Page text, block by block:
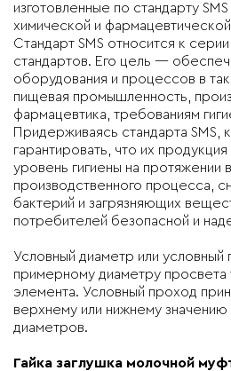
изготовленные по стандарту
химической и
Стандарт SMS относится к
стандартов. Его цель —
оборудования и процессов в
пищевая промышленность,
фармацевтика, требованиям
Придерживаясь стандарта SMS,
гарантировать, что их
уровень гигиены на протяжении
производственного процесса,
бактерий и загрязняющих
потребителей безопасной и
Условный диаметр или условный
примерному диаметру просвета
элемента. Условный проход
верхнему или нижнему
диаметров.
Гайка заглушка молочной